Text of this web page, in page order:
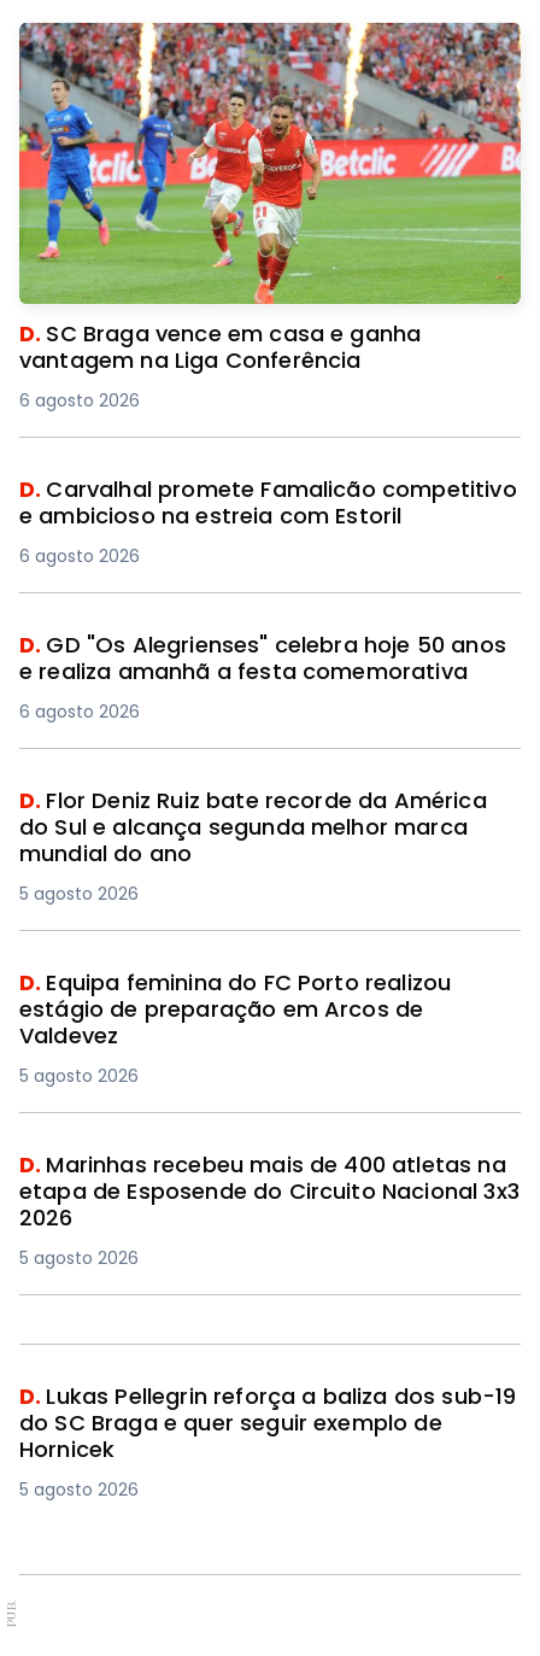
D. SC Braga vence em casa e ganha
vantagem na Liga Conferência
6 agosto 2026
D. Carvalhal promete Famalicão competitivo
e ambicioso na estreia com Estoril
6 agosto 2026
D. GD "Os Alegrienses" celebra hoje 50 anos
e realiza amanhã a festa comemorativa
6 agosto 2026
D. Flor Deniz Ruiz bate recorde da América
do Sul e alcança segunda melhor marca
mundial do ano
5 agosto 2026
D. Equipa feminina do FC Porto realizou
estágio de preparação em Arcos de
Valdevez
5 agosto 2026
D. Marinhas recebeu mais de 400 atletas na
etapa de Esposende do Circuito Nacional 3x3
2026
5 agosto 2026
D. Lukas Pellegrin reforça a baliza dos sub-19
do SC Braga e quer seguir exemplo de
Hornicek
5 agosto 2026
PUB.